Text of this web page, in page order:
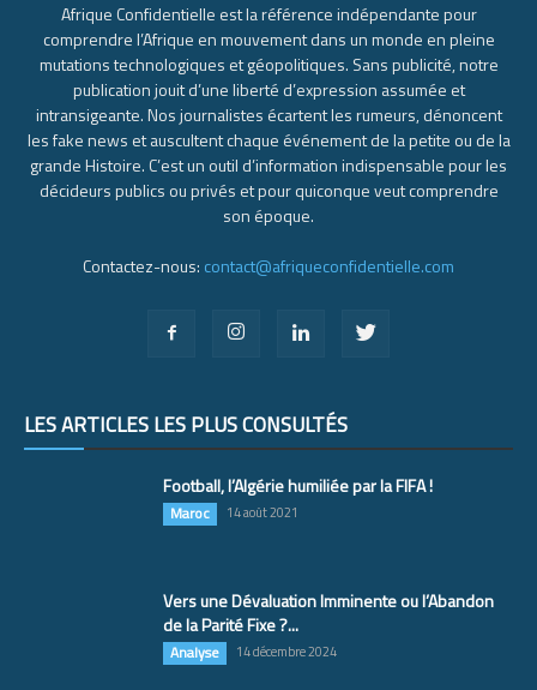
Afrique Confidentielle est la référence indépendante pour
comprendre l’Afrique en mouvement dans un monde en pleine
mutations technologiques et géopolitiques. Sans publicité, notre
publication jouit d’une liberté d’expression assumée et
intransigeante. Nos journalistes écartent les rumeurs, dénoncent
les fake news et auscultent chaque événement de la petite ou de la
grande Histoire. C’est un outil d’information indispensable pour les
décideurs publics ou privés et pour quiconque veut comprendre
son époque.
Contactez-nous: contact@afriqueconfidentielle.com
LES ARTICLES LES PLUS CONSULTÉS
Football, l’Algérie humiliée par la FIFA !
Maroc 14 août 2021
Vers une Dévaluation Imminente ou l’Abandon
de la Parité Fixe ?...
Analyse 14 décembre 2024